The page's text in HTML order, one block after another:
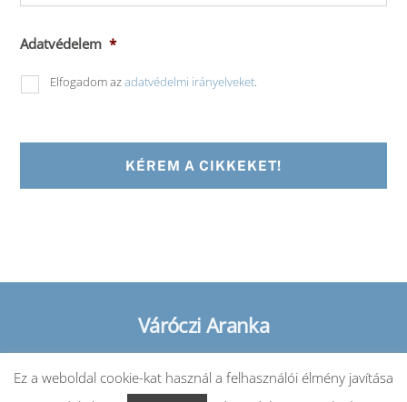
Adatvédelem *
Elfogadom azadatvédelmi irányelveket
To
Top
Váróczi Aranka
kapcsolat@varocziaranka.hu | +36 70 290 77 90
Ez a weboldal cookie-kat használ a felhasználói élmény javítása